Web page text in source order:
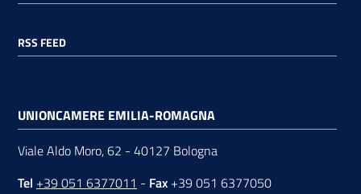
RSS FEED
UNIONCAMERE EMILIA-ROMAGNA
Viale Aldo Moro, 62 - 40127 Bologna
Tel +39 051 6377011 - Fax +39 051 6377050